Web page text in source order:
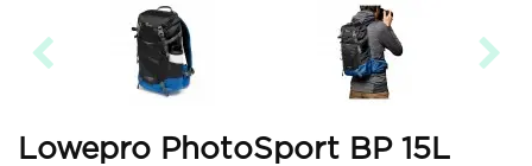
Lowepro PhotoSport BP 15L